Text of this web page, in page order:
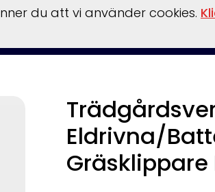
Nyhet!
Eldrivna/
Gräsklippare
du att vi använder cookies.